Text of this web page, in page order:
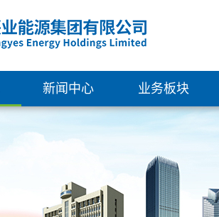
新闻中心 业务板块
绿色建筑
新型材料